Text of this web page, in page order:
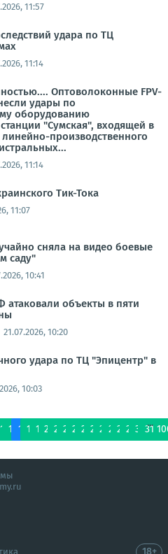
11:57
удара по ТЦ
11:14
Оптоволоконные FPV-
удары по
оборудованию
"Сумская", входящей в
линейно-производственного
11:14
Тик-Тока
11:07
сняла на видео боевые
саду"
10:41
атаковали объекты в пяти
21.07.2026, 10:20
удара по ТЦ "Эпицентр" в
10:03
1516 17 1819202122232425262728293031
...
18+